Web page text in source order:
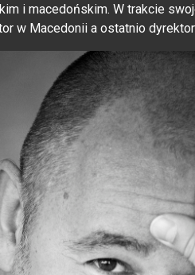
i macedońskim. W trakcie
w Macedonii a ostatnio